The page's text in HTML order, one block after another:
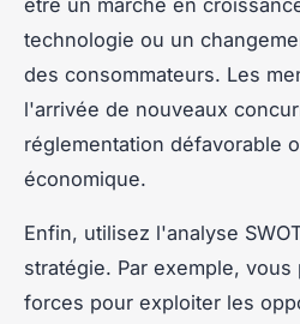
être un marché en
technologie ou un
des consommateurs. Les
l'arrivée de nouveaux
réglementation défavorable
économique.
Enfin, utilisez l'analyse
stratégie. Par exemple,
forces pour exploiter les